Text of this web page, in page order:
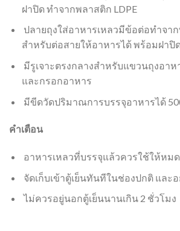
ฝาปิด ทำจากพลาสติก LDPE
ปลายถุงใส่อาหารเหลวมีข้อต่อทำจา
สำหรับต่อสายให้อาหารได้ พร้อมฝาปิ
มีรูเจาะตรงกลางสำหรับแขวนถุงอาห
และกรอกอาหาร
มีขีดวัดปริมาณการบรรจุอาหารได้
คำเตือน
อาหารเหลวที่บรรจุแล้วควรใช้ให้หม
จัดเก็บเข้าตู้เย็นทันทีในช่องปกติ และ
ไม่ควรอยู่นอกตู้เย็นนานเกิน 2 ชั่วโมง